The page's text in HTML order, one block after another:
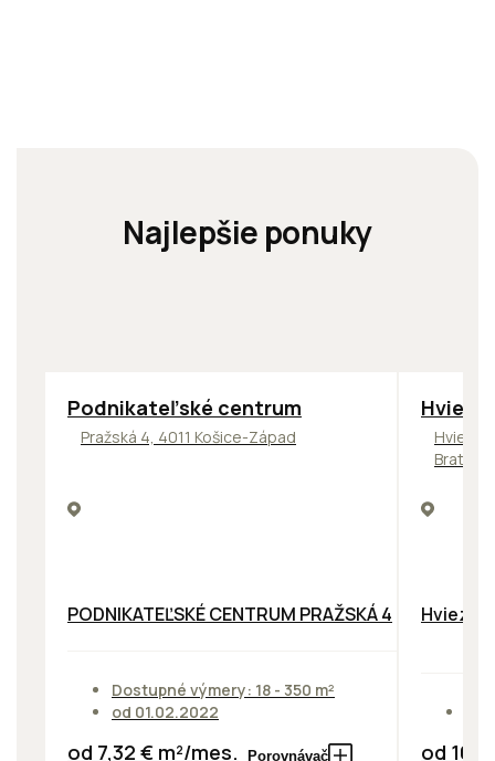
Najlepšie ponuky
ODPORÚČAME
Podnikateľské centrum
Pražská 4, 4011 Košice-Západ
PODNIKATEĽSKÉ CENTRUM PRAŽSKÁ 4
Dostupné výmery: 18 - 350 m²
od 01.02.2022
od 7,32 € m²/mes. Porovnávač od